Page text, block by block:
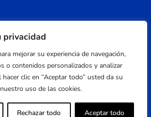
privacidad
mejorar su experiencia de navegación,
o contenidos personalizados y analizar
clic en “Aceptar todo” usted da su
uso de las cookies.
Rechazar todo Aceptar todo
Apuleyo Ediciones | Desarrollo